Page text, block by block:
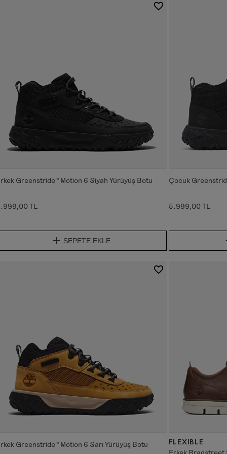
Greenstride™ Motion 6 Siyah Yürüyüş Botu
TL
SEPETE EKLE
Çocuk
5.999,00 TL
Greenstride™ Motion 6 Sarı Yürüyüş Botu FLEXIBLE
Erkek Bradstreet